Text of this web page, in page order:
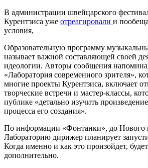
В администрации швейцарского
Курентзиса уже отреагировали и
условия,
Образовательную программу
называет важной составляющей своей
идеологии. Авторы сообщения
«Лаборатория современного зрителя»,
многие проекты Курентзиса, включает
творческие встречи и мастер-классы,
публике «детально изучить
процесса его создания».
По информации «Фонтанки», до Нового
Лабораторию дирижер планирует
Когда именно и как это произойдет,
дополнительно.